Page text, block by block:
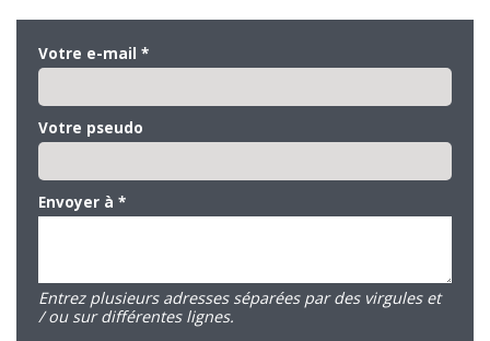
Votre e-mail *
Votre pseudo
Envoyer à *
Entrez plusieurs adresses séparées par des virgules et
/ ou sur différentes lignes.